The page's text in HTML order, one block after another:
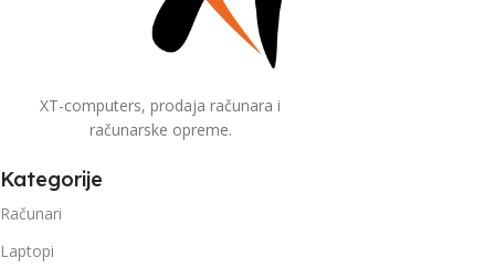
XT-computers, prodaja računara i
računarske opreme.
Kategorije
Računari
Laptopi